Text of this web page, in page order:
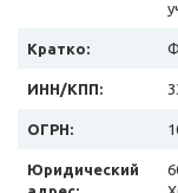
Кратко:
ИНН/КПП:
ОГРН:
Юридический